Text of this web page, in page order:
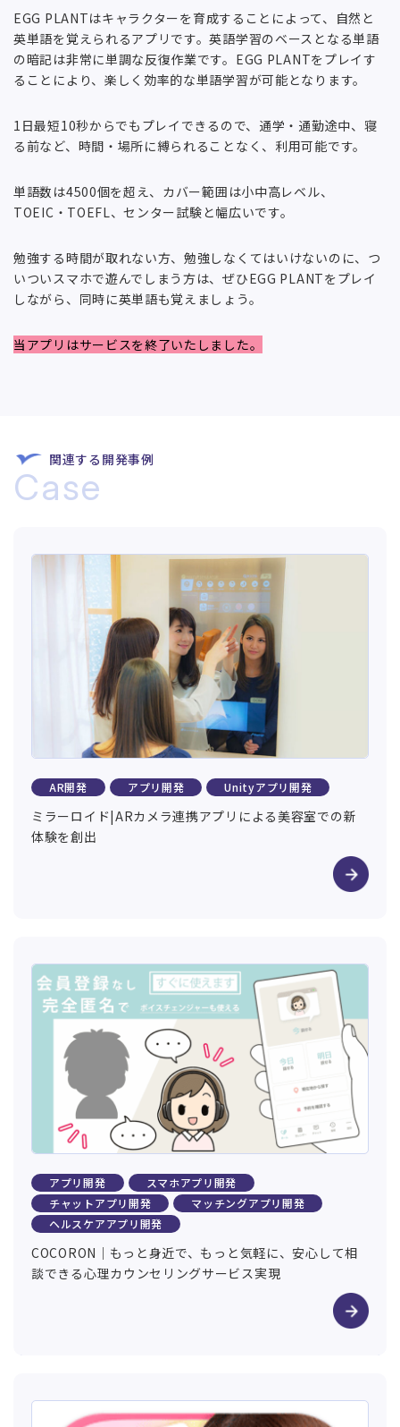
EGG PLANTはキャラクターを育成することによって、自然と
英単語を覚えられるアプリです。英語学習のベースとなる単語
の暗記は非常に単調な反復作業です。EGG PLANTをプレイす
ることにより、楽しく効率的な単語学習が可能となります。
1日最短10秒からでもプレイできるので、通学・通勤途中、寝
る前など、時間・場所に縛られることなく、利用可能です。
単語数は4500個を超え、カバー範囲は小中高レベル、
TOEIC・TOEFL、センター試験と幅広いです。
勉強する時間が取れない方、勉強しなくてはいけないのに、つ
いついスマホで遊んでしまう方は、ぜひEGG PLANTをプレイ
しながら、同時に英単語も覚えましょう。
当アプリはサービスを終了いたしました。
関連する開発事例
Case
AR開発 アプリ開発 Unityアプリ開発
ミラーロイド|ARカメラ連携アプリによる美容室での新
体験を創出
アプリ開発
スマホアプリ開発
チャットアプリ開発
マッチングアプリ開発
ヘルスケアアプリ開発
COCORON｜もっと身近で、もっと気軽に、安心して相
談できる心理カウンセリングサービス実現